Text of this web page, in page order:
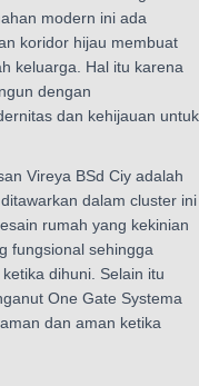
modern ini ada
koridor hijau membuat
keluarga. Hal itu karena
dengan
dan kehijauan untuk
Vireya BSd Ciy adalah
dalam cluster ini
rumah yang kekinian
fungsional sehingga
dihuni. Selain itu
One Gate Systema
dan aman ketika